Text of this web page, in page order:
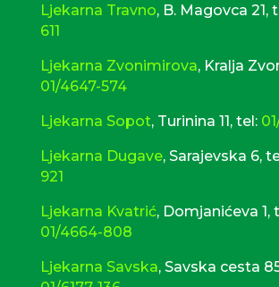
Ljekarna Travno, B. Magovca 21,
611
Ljekarna Zvonimirova, Kralja
01/4647-574
Ljekarna Sopot, Turinina 11, tel:
Ljekarna Dugave, Sarajevska 6,
921
Ljekarna Kvatrić, Domjanićeva 1,
01/4664-808
Ljekarna Savska,Savska cesta